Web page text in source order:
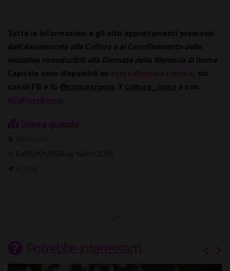
Tutte le informazioni e gli altri appuntamenti promossi
dall'Assessorato alla Cultura e al Coordinamento delle
iniziative riconducibili alla Giornata della Memoria di Roma
Capitale sono disponibili su https://culture.roma.it, sui
canali FB e IG @cultureroma, X culture_roma e con
#CultureRoma.
Dove e quando
Spettacoli
Dal 02/07/2026 al 16/07/2026
In città
Potrebbe interessarti